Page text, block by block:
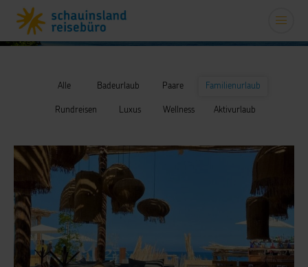
Alle Badeurlaub Paare Familienurlaub
Rundreisen Luxus Wellness Aktivurlaub